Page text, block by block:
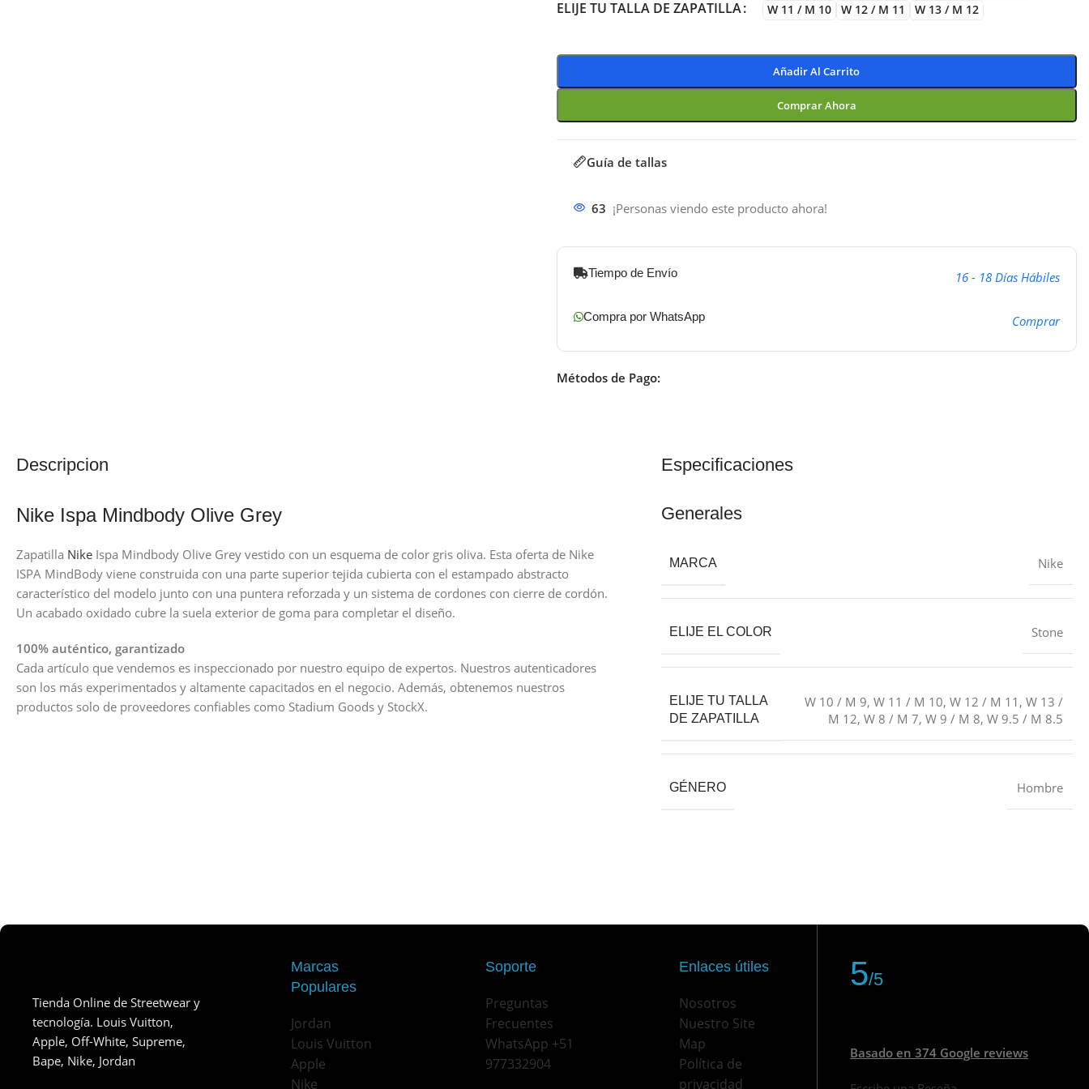
ELIJE TU TALLA DE ZAPATILLA
W 11 / M 10
W 12 / M 11 W 13 / M 12
Añadir Al Carrito
Comprar Ahora
Guía de tallas
63 ¡Personas viendo este producto ahora!
Tiempo de Envío 16 - 18 Días Hábiles
Compra por WhatsApp Comprar
Métodos de Pago:
Descripcion
Nike Ispa Mindbody Olive Grey
Zapatilla Nike Ispa Mindbody Olive Grey vestido con un esquema de color gris oliva. Esta oferta de Nike
ISPA MindBody viene construida con una parte superior tejida cubierta con el estampado abstracto
característico del modelo junto con una puntera reforzada y un sistema de cordones con cierre de cordón.
Un acabado oxidado cubre la suela exterior de goma para completar el diseño.
100% auténtico, garantizado
Cada artículo que vendemos es inspeccionado por nuestro equipo de expertos. Nuestros autenticadores
son los más experimentados y altamente capacitados en el negocio. Además, obtenemos nuestros
productos solo de proveedores confiables como Stadium Goods y StockX.
Especificaciones
Generales
MARCA Nike
ELIJE EL COLOR Stone
ELIJE TU TALLA
DE ZAPATILLA
W 10 / M 9, W 11 / M 10, W 12 / M 11 , W 13 /
M 12, W 8 / M 7, W 9 / M 8, W 9.5 / M 8.5
GÉNERO Hombre
Tienda Online de Streetwear y
tecnología. Louis Vuitton,
Apple, Off-White, Supreme,
Bape, Nike, Jordan
Marcas
Populares
Jordan
Louis Vuitton
Apple
Nike
Soporte
Preguntas
Frecuentes
WhatsApp +51
977332904
Enlaces útiles
Nosotros
Nuestro Site
Map
Política de
privacidad
5/5
Basado en 374 Google reviews